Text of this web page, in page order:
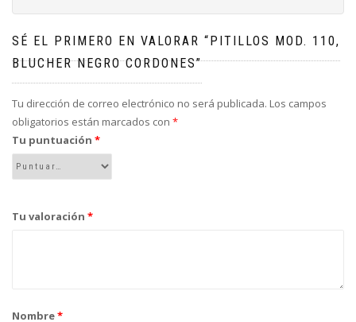
SÉ EL PRIMERO EN VALORAR “PITILLOS MOD. 110,
BLUCHER NEGRO CORDONES”
Tu dirección de correo electrónico no será publicada. Los campos
obligatorios están marcados con *
Tu puntuación *
Tu valoración *
Nombre*